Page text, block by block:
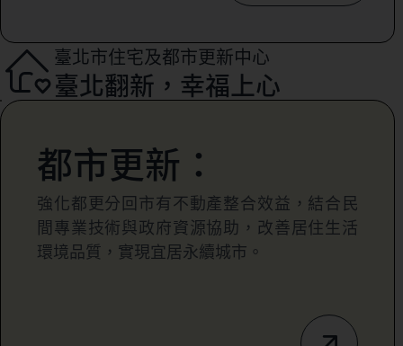
臺北市住宅及都市更新中心
臺北翻新，幸福上心
都市更新：
強化都更分回市有不動產整合效益，結合民
間專業技術與政府資源協助，改善居住生活
環境品質，實現宜居永續城市。